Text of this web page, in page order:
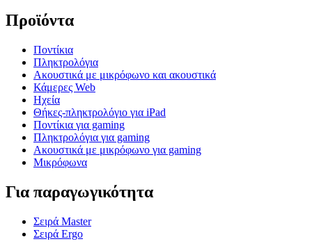
Προϊόντα
Ποντίκια
Πληκτρολόγια
Ακουστικά με μικρόφωνο και ακουστικά
Κάμερες Web
Ηχεία
Θήκες-πληκτρολόγιο για iPad
Ποντίκια για gaming
Πληκτρολόγια για gaming
Ακουστικά με μικρόφωνο για gaming
Μικρόφωνα
Για παραγωγικότητα
Σειρά Master
Σειρά Ergo